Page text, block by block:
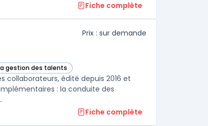
Fiche complète
Prix : sur demande
la gestion des talents
collaborateurs, édité depuis 2016 et
: la conduite des
Fiche complète